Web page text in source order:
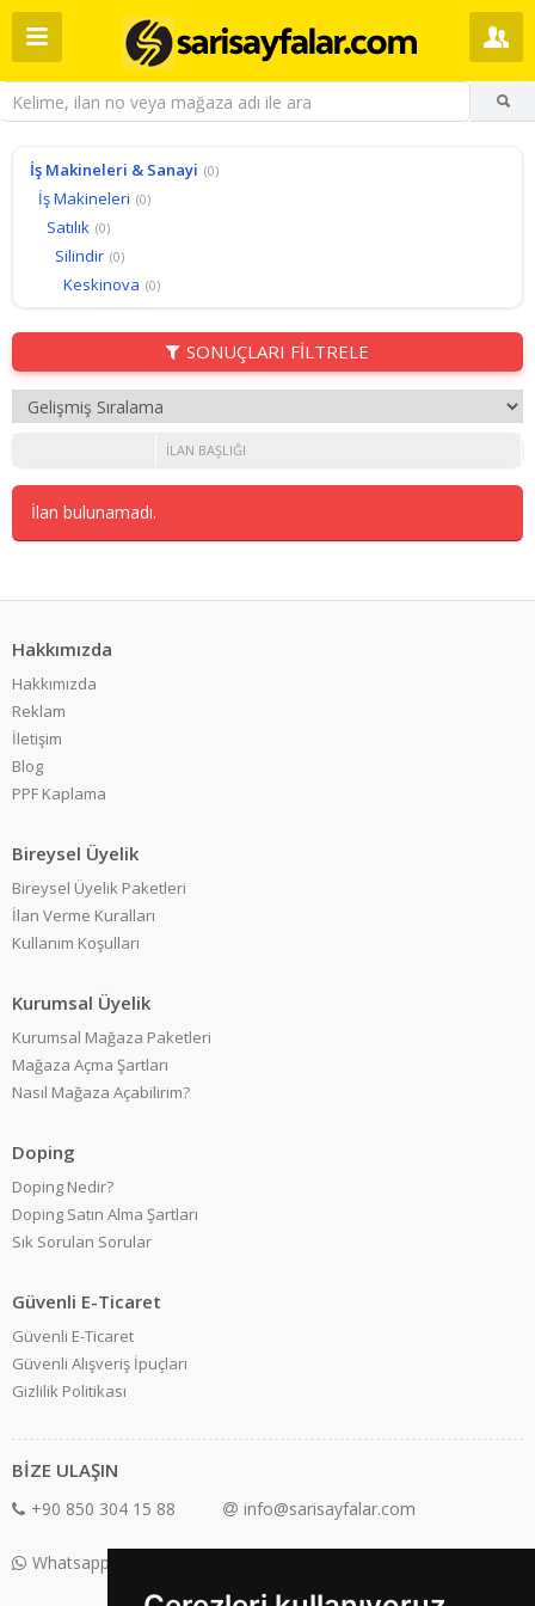
İş Makineleri & Sanayi (0)
İş Makineleri (0)
Satılık (0)
Silindir (0)
Keskinova (0)
SONUÇLARI FİLTRELE
İLAN BAŞLIĞI
İlan bulunamadı.
Hakkımızda
Hakkımızda
Reklam
İletişim
Blog
PPF Kaplama
Bireysel Üyelik
Bireysel Üyelik Paketleri
İlan Verme Kuralları
Kullanım Koşulları
Kurumsal Üyelik
Kurumsal Mağaza Paketleri
Mağaza Açma Şartları
Nasıl Mağaza Açabilirim?
Doping
Doping Nedir?
Doping Satın Alma Şartları
Sık Sorulan Sorular
Güvenli E-Ticaret
Güvenli E-Ticaret
Güvenli Alışveriş İpuçları
Gizlilik Politikası
BİZE ULAŞIN
+90 850 304 15 88 info@sarisayfalar.com
Whatsapp Destek: +90 850 304 15 88